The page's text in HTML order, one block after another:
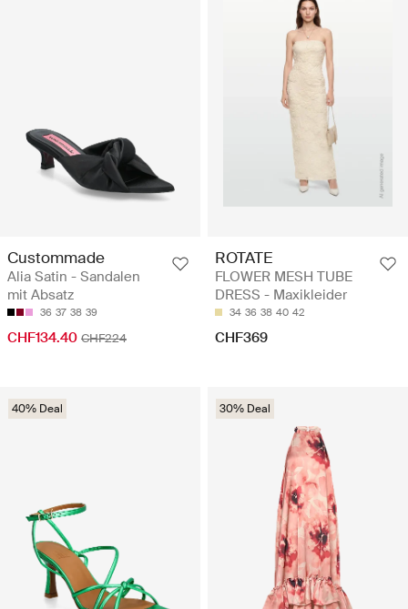
Custommade
Alia Satin - Sandalen
mit Absatz
36 37 38 39
CHF134.40 CHF224
ROTATE
FLOWER MESH TUBE
DRESS - Maxikleider
34 36 38 40 42
CHF369
40% Deal 30% Deal